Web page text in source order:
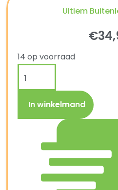
Ultiem
€
14 op voorraad
In winkelmand